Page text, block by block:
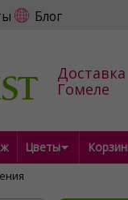
Блог
Гомеле
Цветы